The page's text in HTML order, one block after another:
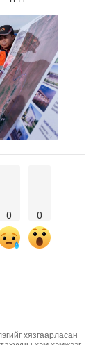
0 0
хязгаарласан